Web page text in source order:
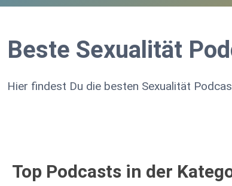
Beste Sexualität
Hier findest Du die besten Sexualität
Top Podcasts in der